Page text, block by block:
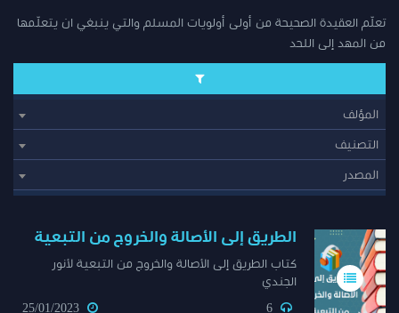
تعلّم العقيدة الصحيحة من أولى أولويات المسلم والتي ينبغي ان يتعلّمها
من المهد إلى اللحد
المؤلف
التصنيف
المصدر
الطريق إلى الأصالة والخروج من التبعية
كتاب الطريق إلى الأصالة والخروج من التبعية لأنور
الجندي